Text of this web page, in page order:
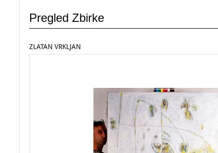
Pregled Zbirke
ZLATAN VRKLJAN